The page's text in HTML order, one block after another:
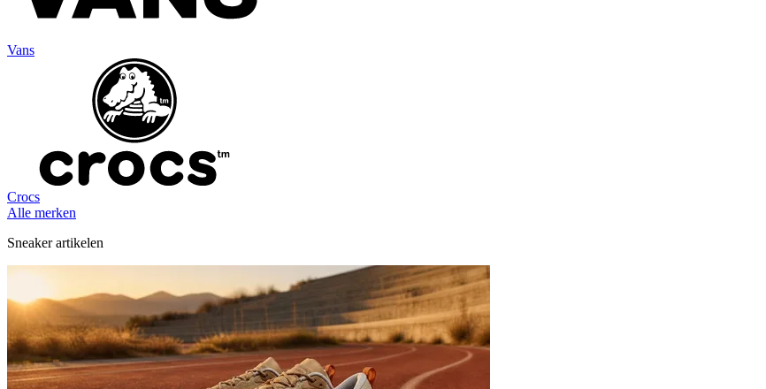
Vans
Crocs
Alle merken
Sneaker artikelen